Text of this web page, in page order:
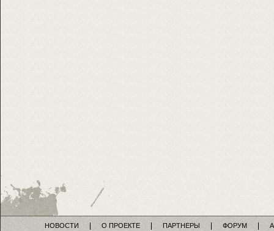
НОВОСТИ О ПРОЕКТЕ ПАРТНЕРЫ ФОРУМ